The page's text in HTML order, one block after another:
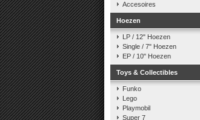
Accesoires
Hoezen
LP / 12" Hoezen
Single / 7" Hoezen
EP / 10" Hoezen
Toys & Collectibles
Funko
Lego
Playmobil
Super 7